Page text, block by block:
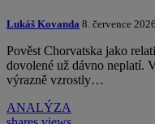
Lukáš Kovanda 8. července 2026
Pověst Chorvatska jako
dovolené už dávno neplatí.
výrazně vzrostly…
ANALÝZA